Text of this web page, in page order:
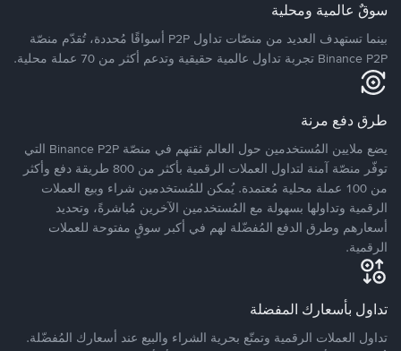
سوقٌ عالمية ومحلية
بينما تستهدف العديد من منصّات تداول P2P أسواقًا مُحددة، تُقدّم منصّة
Binance P2P تجربة تداول عالمية حقيقية وتدعم أكثر من 70 عملة محلية.
طرق دفع مرنة
يضع ملايين المُستخدمين حول العالم ثقتهم في منصّة Binance P2P التي
توفّر منصّة آمنة لتداول العملات الرقمية بأكثر من 800 طريقة دفع وأكثر
من 100 عملة محلية مُعتمدة. يُمكن للمُستخدمين شراء وبيع العملات
الرقمية وتداولها بسهولة مع المُستخدمين الآخرين مُباشرةً، وتحديد
أسعارهم وطرق الدفع المُفضّلة لهم في أكبر سوقٍ مفتوحة للعملات
الرقمية.
تداول بأسعارك المفضلة
تداول العملات الرقمية وتمتّع بحرية الشراء والبيع عند أسعارك المُفضّلة.